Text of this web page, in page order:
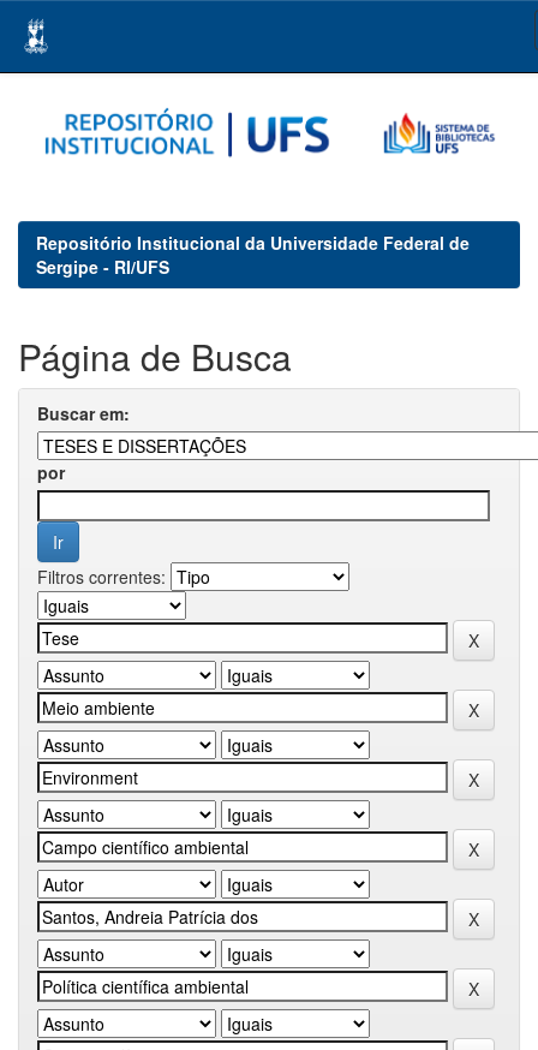
navigation
Repositório Institucional da Universidade Federal de
Sergipe - RI/UFS
Página de Busca
Buscar em:
por
Filtros correntes: